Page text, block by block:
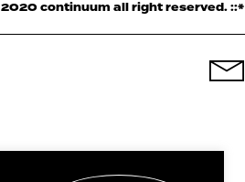
2020 continuum all right reserved.::*